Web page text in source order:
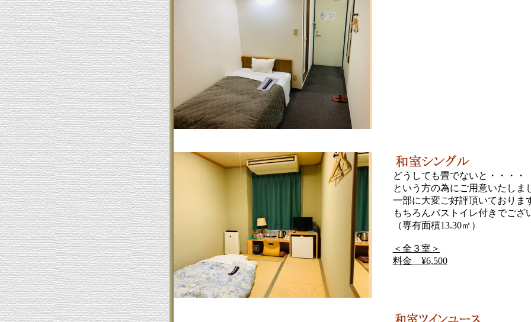
どうしても畳でないと・・・・
という方の為にご用意いたしま
一部に大変ご好評頂いておりま
もちろんバストイレ付きでござ
（専有面積13.30㎡）
＜全３室＞
料金 ¥6,500